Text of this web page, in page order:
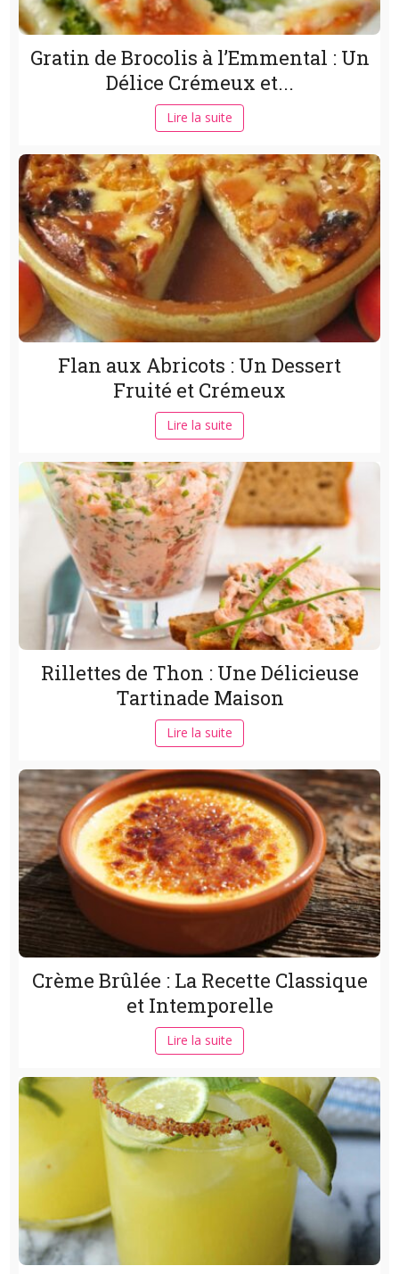
Gratin de Brocolis à l’Emmental : Un
Délice Crémeux et...
Lire la suite
Flan aux Abricots : Un Dessert
Fruité et Crémeux
Lire la suite
Rillettes de Thon : Une Délicieuse
Tartinade Maison
Lire la suite
Crème Brûlée : La Recette Classique
et Intemporelle
Lire la suite